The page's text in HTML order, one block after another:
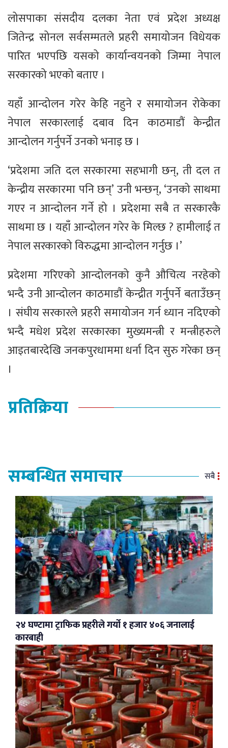
लोसपाका संसदीय दलका नेता एवं प्रदेश अध्यक्ष
जितेन्द्र सोनल सर्वसम्मतले प्रहरी समायोजन विधेयक
पारित भएपछि यसको कार्यान्वयनको जिम्मा नेपाल
सरकारको भएको बताए ।
यहाँ आन्दोलन गरेर केहि नहुने र समायोजन रोकेका
नेपाल सरकारलाई दबाव दिन काठमाडौं केन्द्रीत
आन्दोलन गर्नुपर्ने उनको भनाइ छ ।
‘प्रदेशमा जति दल सरकारमा सहभागी छन्, ती दल त
केन्द्रीय सरकारमा पनि छन्’ उनी भन्छन्, ‘उनको साथमा
गएर न आन्दोलन गर्ने हो । प्रदेशमा सबै त सरकारकै
साथमा छ । यहाँ आन्दोलन गरेर के मिल्छ ? हामीलाई त
नेपाल सरकारको विरुद्धमा आन्दोलन गर्नुछ ।’
प्रदेशमा गरिएको आन्दोलनको कुनै औचित्य नरहेको
भन्दै उनी आन्दोलन काठमाडौं केन्द्रीत गर्नुपर्ने बताउँछन्
। संघीय सरकारले प्रहरी समायोजन गर्न ध्यान नदिएको
भन्दै मधेश प्रदेश सरकारका मुख्यमन्त्री र मन्त्रीहरुले
आइतबारदेखि जनकपुरधाममा धर्ना दिन सुरु गरेका छन्
।
प्रतिक्रिया
सम्बन्धित समाचार सबै
२४ घण्टामा ट्राफिक प्रहरीले गर्यो १ हजार ४०६ जनालाई
कारबाही